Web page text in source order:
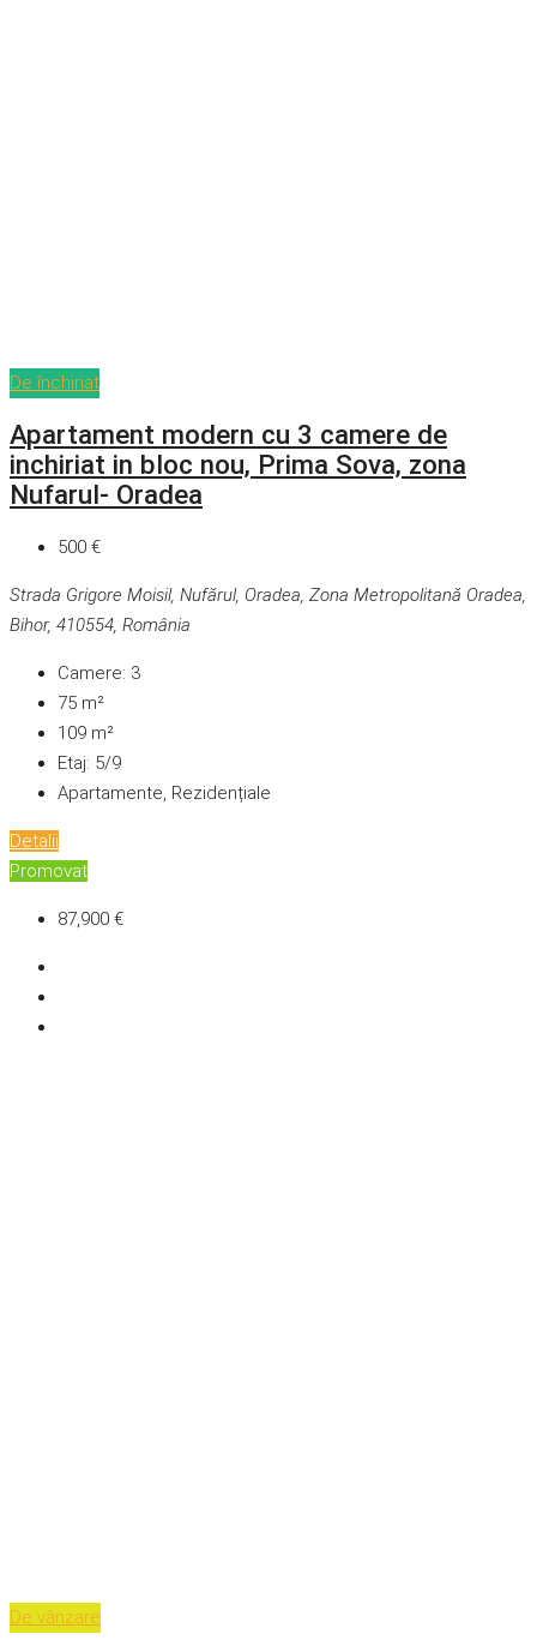
De închiriat
Apartament modern cu 3 camere de
inchiriat in bloc nou, Prima Sova, zona
Nufarul- Oradea
500 €
Strada Grigore Moisil, Nufărul, Oradea, Zona Metropolitană Oradea,
Bihor, 410554, România
Camere: 3
75 m²
109 m²
Etaj: 5/9
Apartamente, Rezidențiale
Detalii
Promovat
87,900 €
De vânzare